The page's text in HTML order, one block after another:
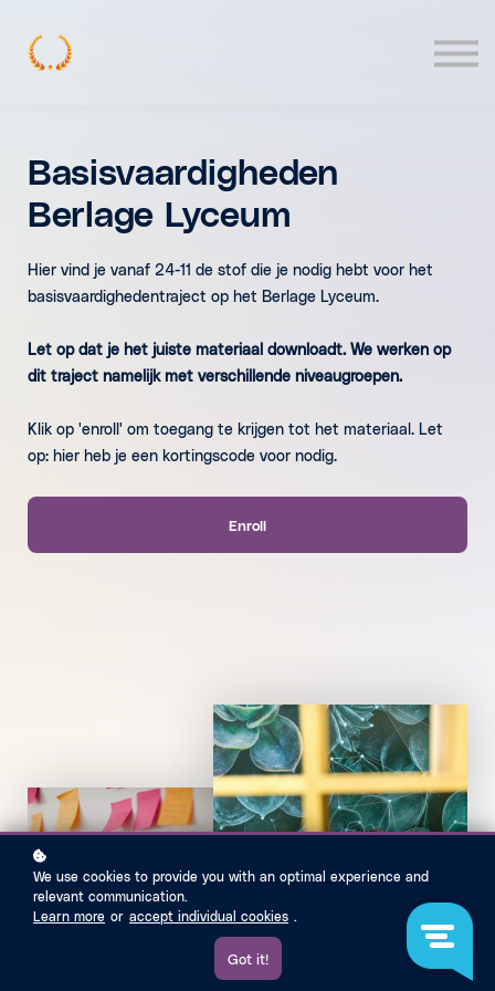
Basisvaardigheden
Berlage Lyceum
Hier vind je vanaf 24-11 de stof die je nodig hebt voor het
basisvaardighedentraject op het Berlage Lyceum.
Let op dat je het juiste materiaal downloadt. We werken op
dit traject namelijk met verschillende niveaugroepen.
Klik op 'enroll' om toegang te krijgen tot het materiaal. Let
op: hier heb je een kortingscode voor nodig.
Enroll
We use cookies to provide you with an optimal experience and
relevant communication.
Learn more or accept individual cookies .
Got it!